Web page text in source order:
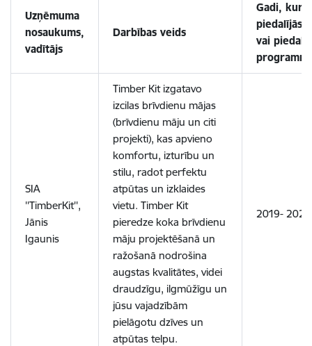
Uzņēmuma
nosaukums,
vadītājs
Darbības veids
Gadi,
piedalījās
vai
SIA
''TimberKit'',
Jānis
Igaunis
Timber Kit izgatavo
izcilas brīvdienu mājas
(brīvdienu māju un citi
projekti), kas apvieno
komfortu, izturību un
stilu, radot perfektu
atpūtas un izklaides
vietu. Timber Kit
pieredze koka brīvdienu
māju projektēšanā un
ražošanā nodrošina
augstas kvalitātes, videi
draudzīgu, ilgmūžīgu un
jūsu vajadzībām
pielāgotu dzīves un
atpūtas telpu.
2019- 2022